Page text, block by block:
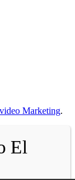
Marketing.
El